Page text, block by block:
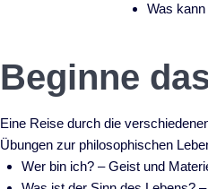
Was
Beginne
Eine Reise durch die
Übungen zur philosophischen
Wer bin ich? – Geist und